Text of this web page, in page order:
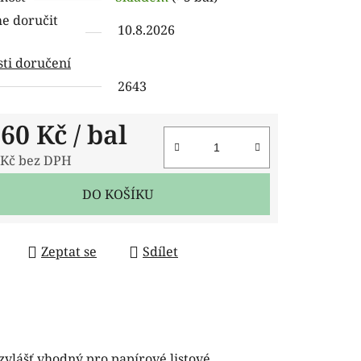
doručit
10.8.2026
doručení
2643
Kč / bal
bez DPH
DO KOŠÍKU
Zeptat se Sdílet